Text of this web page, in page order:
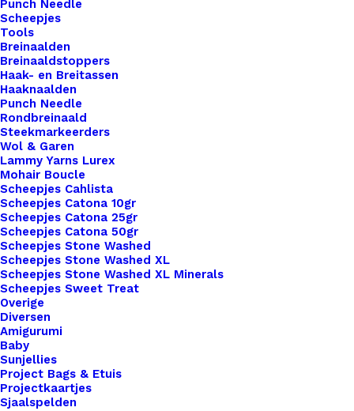
Punch Needle
Scheepjes
Tools
Breinaalden
Breinaaldstoppers
Haak- en Breitassen
Haaknaalden
Punch Needle
Rondbreinaald
Steekmarkeerders
Wol & Garen
Lammy Yarns Lurex
Mohair Boucle
Scheepjes Cahlista
Scheepjes Catona 10gr
Scheepjes Catona 25gr
Scheepjes Catona 50gr
Scheepjes Stone Washed
Scheepjes Stone Washed XL
Scheepjes Stone Washed XL Minerals
Scheepjes Sweet Treat
Overige
Diversen
Amigurumi
Baby
Sunjellies
Project Bags & Etuis
Projectkaartjes
Sjaalspelden
Kleur*
1x Rond Leren Label Koe
Rond
Leren
Label
Koe
aantal
Toevoegen aan verlanglijst